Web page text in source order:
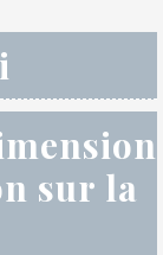
sur la